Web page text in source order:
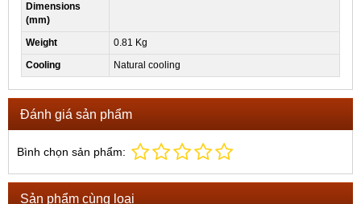
Dimensions
(mm)
Weight
0.81 Kg
Cooling
Natural cooling
Đánh giá sản phẩm
Bình chọn sản phẩm:
Sản phẩm cùng loại